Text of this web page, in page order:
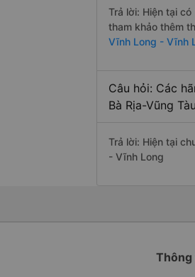
Trả lời: Hiện tại
tham khảo thêm
Vĩnh Long - Vĩnh
Câu hỏi: Các
Bà Rịa-Vũng
Trả lời: Hiện tại
- Vĩnh Long